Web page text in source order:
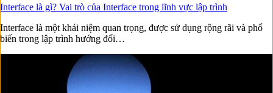
Interface là gì? Vai trò của Interface trong lĩnh vực lập trình
Interface là một khái niệm quan trọng, được sử dụng rộng rãi và phổ
biến trong lập trình hướng đối…